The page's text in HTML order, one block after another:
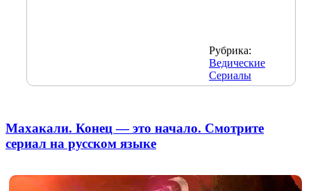
Рубрика:
Ведические
Сериалы
Махакали. Конец — это начало. Смотрите
сериал на русском языке